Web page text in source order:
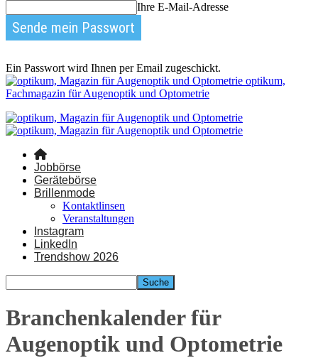
Ihre E-Mail-Adresse
Ein Passwort wird Ihnen per Email zugeschickt.
optikum,
Fachmagazin für Augenoptik und Optometrie
Jobbörse
Gerätebörse
Brillenmode
Kontaktlinsen
Veranstaltungen
Instagram
LinkedIn
Trendshow 2026
Branchenkalender für
Augenoptik und Optometrie